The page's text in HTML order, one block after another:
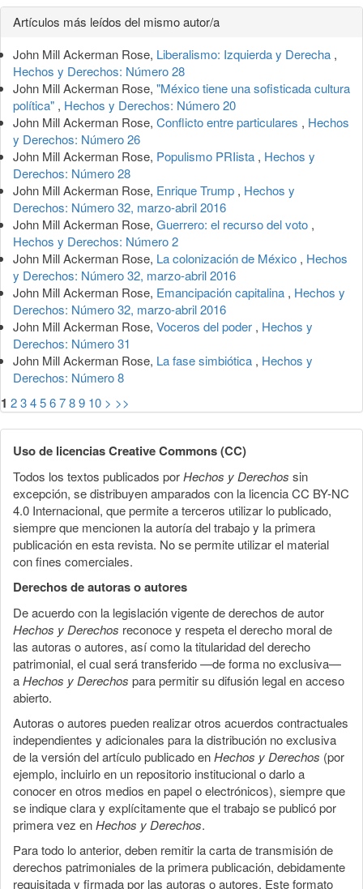
Detalles
del
artículo
Artículos más leídos del mismo autor/a
John Mill Ackerman Rose, Liberalismo: Izquierda y Derecha ,
Hechos y Derechos: Número 28
John Mill Ackerman Rose, "México tiene una sofisticada cultura
política" , Hechos y Derechos: Número 20
John Mill Ackerman Rose, Conflicto entre particulares , Hechos
y Derechos: Número 26
John Mill Ackerman Rose, Populismo PRIista , Hechos y
Derechos: Número 28
John Mill Ackerman Rose, Enrique Trump , Hechos y
Derechos: Número 32, marzo-abril 2016
John Mill Ackerman Rose, Guerrero: el recurso del voto ,
Hechos y Derechos: Número 2
John Mill Ackerman Rose, La colonización de México , Hechos
y Derechos: Número 32, marzo-abril 2016
John Mill Ackerman Rose, Emancipación capitalina , Hechos y
Derechos: Número 32, marzo-abril 2016
John Mill Ackerman Rose, Voceros del poder , Hechos y
Derechos: Número 31
John Mill Ackerman Rose, La fase simbiótica , Hechos y
Derechos: Número 8
1 23456789 10 > >>
Uso de licencias Creative Commons (CC)
Todos los textos publicados porHechos y Derechos sin
excepción, se distribuyen amparados con la licencia CC BY-NC
4.0 Internacional, que permite a terceros utilizar lo publicado,
siempre que mencionen la autoría del trabajo y la primera
publicación en esta revista. No se permite utilizar el material
con fines comerciales.
Derechos de autoras o autores
De acuerdo con la legislación vigente de derechos de autor
Hechos y Derechos reconoce y respeta el derecho moral de
las autoras o autores, así como la titularidad del derecho
patrimonial, el cual será transferido —de forma no exclusiva—
aHechos y Derechos para permitir su difusión legal en acceso
abierto.
Autoras o autores pueden realizar otros acuerdos contractuales
independientes y adicionales para la distribución no exclusiva
de la versión del artículo publicado enHechos y Derechos (por
ejemplo, incluirlo en un repositorio institucional o darlo a
conocer en otros medios en papel o electrónicos), siempre que
se indique clara y explícitamente que el trabajo se publicó por
primera vez enHechos y Derechos.
Para todo lo anterior, deben remitir la carta de transmisión de
derechos patrimoniales de la primera publicación, debidamente
requisitada y firmada por las autoras o autores. Este formato